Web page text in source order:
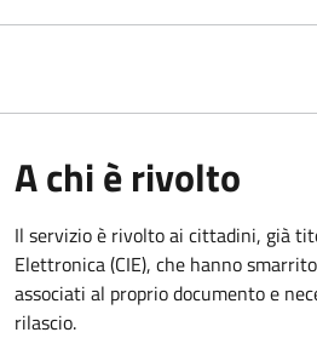
A chi è rivolto
Il servizio è rivolto ai cittadini, già
Elettronica (CIE), che hanno
associati al proprio documento e
rilascio.